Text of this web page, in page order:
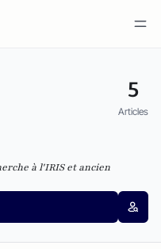
5
Articles
à l'IRIS et ancien